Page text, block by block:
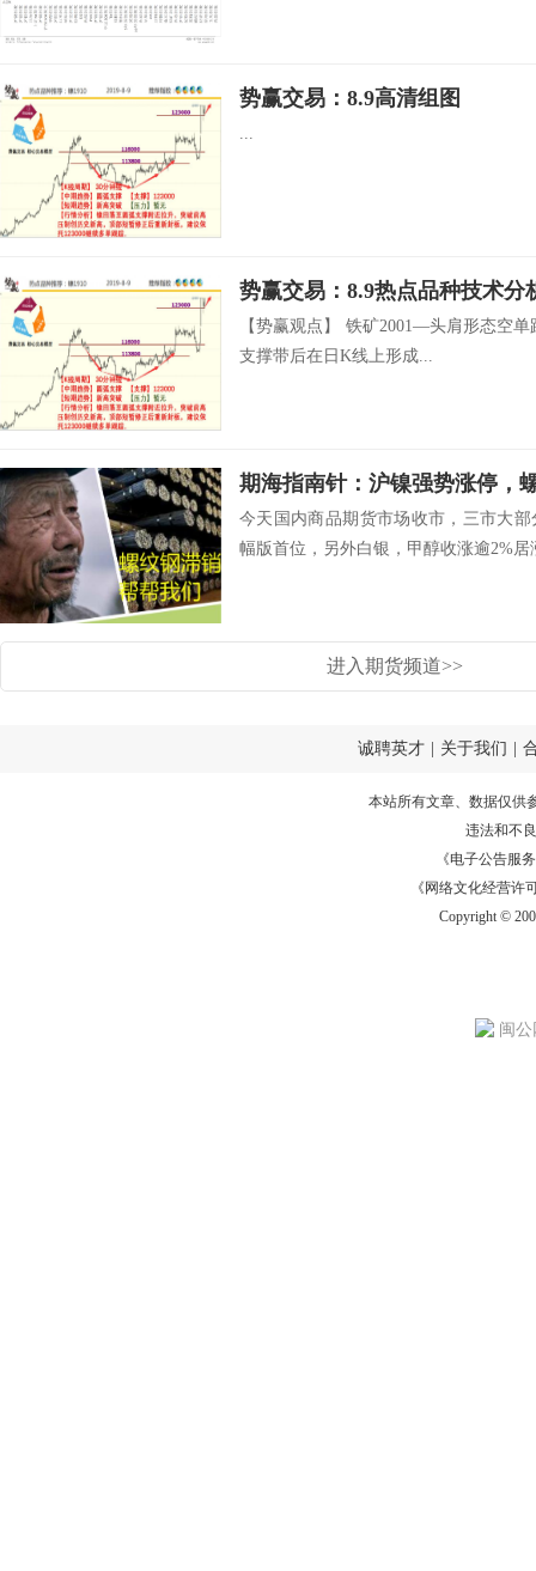
势赢交易：8.9高清组图
...
势赢交易：8.9热点品种技术分
【势赢观点】 铁矿2001—头肩形态
支撑带后在日K线上形成...
期海指南针：沪镍强势涨停，
今天国内商品期货市场收市，三市大
幅版首位，另外白银，甲醇收涨逾2%居
进入期货频道>>
诚聘英才 关于我们
本站所有文章、数据仅供
违法和不
《电子公告服务
《网络文化经营许
Copyright ©
闽公